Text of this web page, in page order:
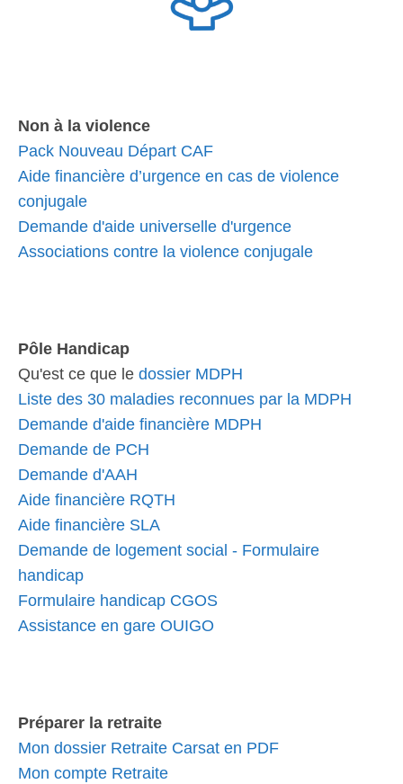
Non à la violence
Pack Nouveau Départ CAF
Aide financière d’urgence en cas de violence
conjugale
Demande d'aide universelle d'urgence
Associations contre la violence conjugale
Pôle Handicap
Qu'est ce que le dossier MDPH
Liste des 30 maladies reconnues par la MDPH
Demande d'aide financière MDPH
Demande de PCH
Demande d'AAH
Aide financière RQTH
Aide financière SLA
Demande de logement social - Formulaire
handicap
Formulaire handicap CGOS
Assistance en gare OUIGO
Préparer la retraite
Mon dossier Retraite Carsat en PDF
Mon compte Retraite